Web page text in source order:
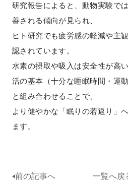
研究報告によると、動物実験で
善される傾向が見られ、
ヒト研究でも疲労感の軽減や主
認されています。
水素の摂取や吸入は安全性が高
活の基本（十分な睡眠時間・運
と組み合わせることで、
より健やかな「眠りの若返り」
ます。
前の記事へ 一覧へ戻